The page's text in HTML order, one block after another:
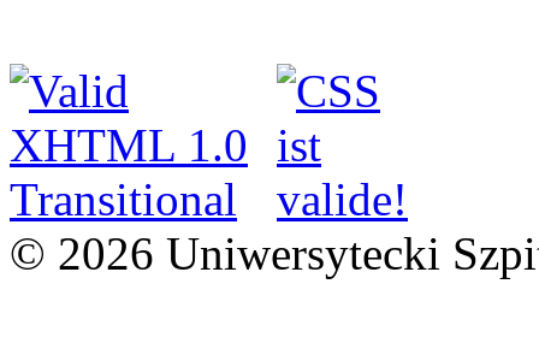
© 2026 Uniwersytecki